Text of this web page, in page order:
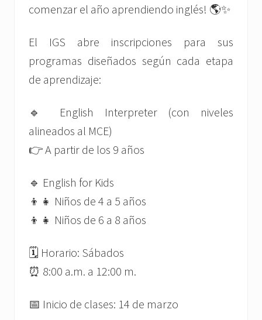
comenzar el año aprendiendo inglés! 🌎✨
El IGS abre inscripciones para sus
programas diseñados según cada etapa
de aprendizaje:
🔹 English Interpreter (con niveles
alineados al MCE)
👉 A partir de los 9 años
🔹 English for Kids
👦👧 Niños de 4 a 5 años
👦👧 Niños de 6 a 8 años
🗓 Horario: Sábados
⏰ 8:00 a.m. a 12:00 m.
📅 Inicio de clases: 14 de marzo